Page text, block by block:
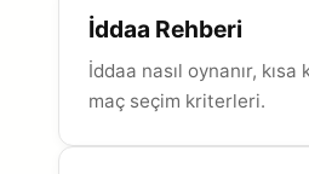
İddaa Rehberi
İddaa nasıl oynanır,
maç seçim kriterleri.